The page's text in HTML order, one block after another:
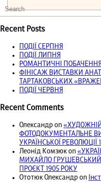
Recent Posts
ПОДІЇ СЕРПНЯ
ПОДІЇ ЛИПНЯ
РОМАНТИЧНІ
ФІНІСАЖ ВИСТАВКИ
ТАРТАКОВСЬКИХ
ПОДІЇ ЧЕРВНЯ
Recent Comments
Олександр on
ФОТОДОКУМЕНТАЛЬНЕ
УКРАЇНСЬКОЇ РЕВОЛЮЦІЇ
Леонід Комзюк on
МИХАЙЛО ГРУШЕВСЬКИЙ
ПРОЄКТ 1905 РОКУ
Ототюк Олександр on